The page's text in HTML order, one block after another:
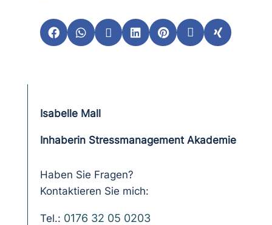
      
Isabelle Mall
Inhaberin Stressmanagement Akademie
Haben Sie Fragen?
Kontaktieren Sie mich:
Tel.: 0176 32 05 0203